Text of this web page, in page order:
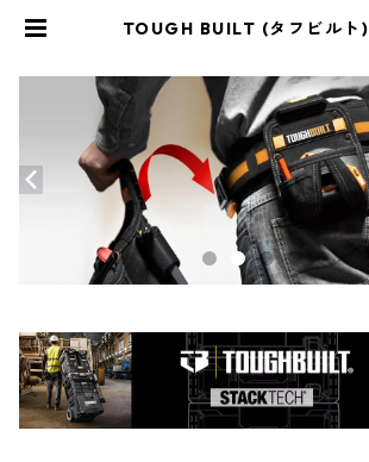
TOUGH BUILT (タフビルト) プラ